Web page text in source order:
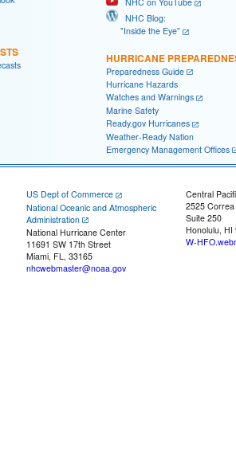
NHC Blog:
"Inside the Eye"
HURRICANE
Preparedness Guide
Hurricane Hazards
Watches and Warnings
Marine Safety
Ready.gov Hurricanes
Weather-Ready Nation
Emergency Management Offices
US Dept of Commerce
National Oceanic and Atmospheric
Administration
National Hurricane Center
11691 SW 17th Street
Miami, FL, 33165
nhcwebmaster@noaa.gov
Central
2525
Suite 250
Honolulu, HI
W-